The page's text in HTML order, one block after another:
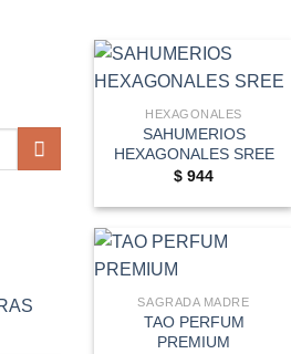
HEXAGONALES
SAHUMERIOS
HEXAGONALES SREE
$ 944
SAGRADA MADRE
TAO PERFUM
PREMIUM